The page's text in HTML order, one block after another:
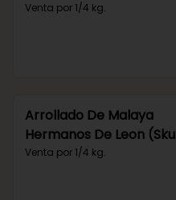
Venta por 1/4 kg.
Arrollado De Malaya
Hermanos De Leon (Sku
293)
Venta por 1/4 kg.